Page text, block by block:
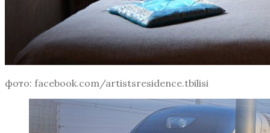
фото: facebook.com/artistsresidence.tbilisi